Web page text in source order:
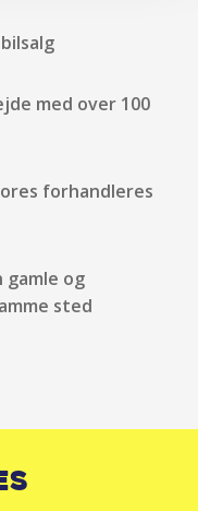
med over 100
forhandleres
gamle og
sted